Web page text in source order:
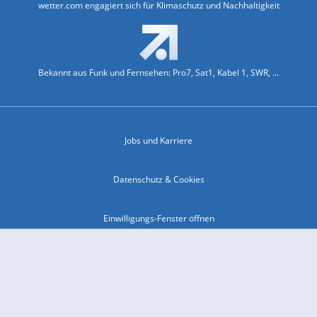
wetter.com engagiert sich für Klimaschutz und Nachhaltigkeit
Bekannt aus Funk und Fernsehen: Pro7, Sat1, Kabel 1, SWR, ...
Jobs und Karriere
Datenschutz & Cookies
Einwilligungs-Fenster öffnen